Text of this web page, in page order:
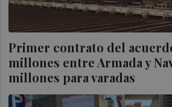
Primer contrato del
millones entre Armada y
millones para varadas